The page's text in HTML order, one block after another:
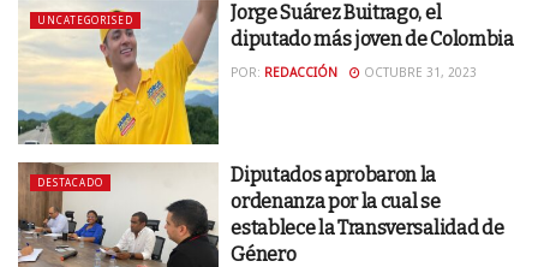
UNCATEGORISED
Jorge Suárez Buitrago, el
diputado más joven de Colombia
POR: REDACCIÓN OCTUBRE 31, 2023
DESTACADO
Diputados aprobaron la
ordenanza por la cual se
establece la Transversalidad de
Género